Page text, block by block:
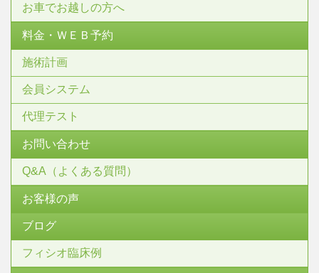
お車でお越しの方へ
料金・ＷＥＢ予約
施術計画
会員システム
代理テスト
お問い合わせ
Q&A（よくある質問）
お客様の声
ブログ
フィシオ臨床例